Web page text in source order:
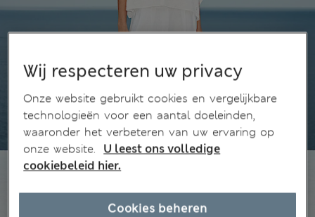
Wij respecteren uw privacy
Onze website gebruikt cookies en vergelijkbare
technologieën voor een aantal doeleinden,
waaronder het verbeteren van uw ervaring op
onze website.
U leest ons volledige
cookiebeleid hier.
Cookies beheren